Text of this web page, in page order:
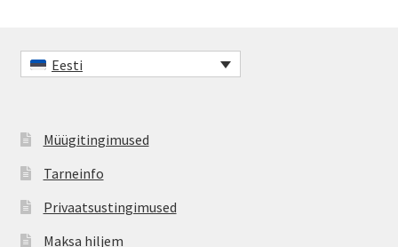
Eesti
Müügitingimused
Tarneinfo
Privaatsustingimused
Maksa hiljem